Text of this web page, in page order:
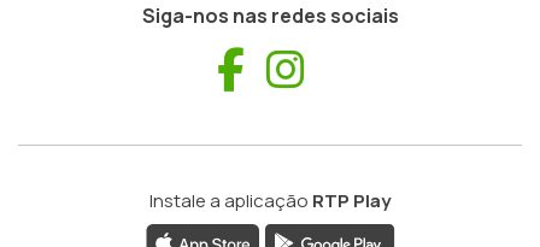
Siga-nos nas redes sociais
Facebook
Instale a aplicação RTP Play